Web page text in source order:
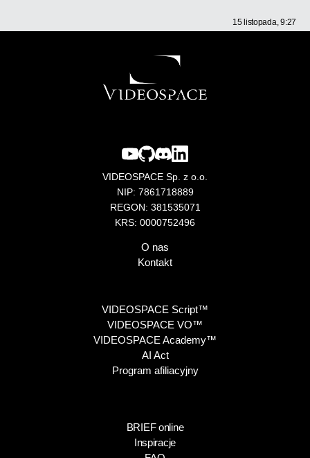
15 listopada, 9:27
VIDEOSPACE Sp. z o.o.
NIP: 7861718889
REGON: 381535071
KRS: 0000752496
O nas
Kontakt
VIDEOSPACE Script™
VIDEOSPACE VO™
VIDEOSPACE Academy™
AI Act
Program afiliacyjny
BRIEF online
Inspiracje